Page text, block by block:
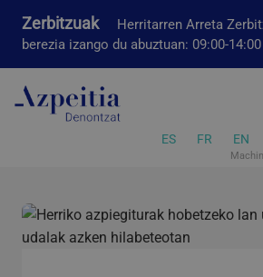
Zerbitzuak
Herritarren Arreta
berezia izango du abuztuan: 09:00-14:00
ES FR EN